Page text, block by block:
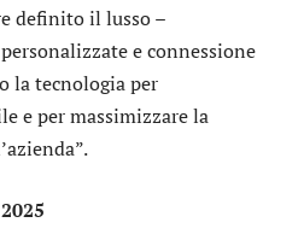
definito il lusso –
e connessione
la tecnologia per
e per massimizzare la